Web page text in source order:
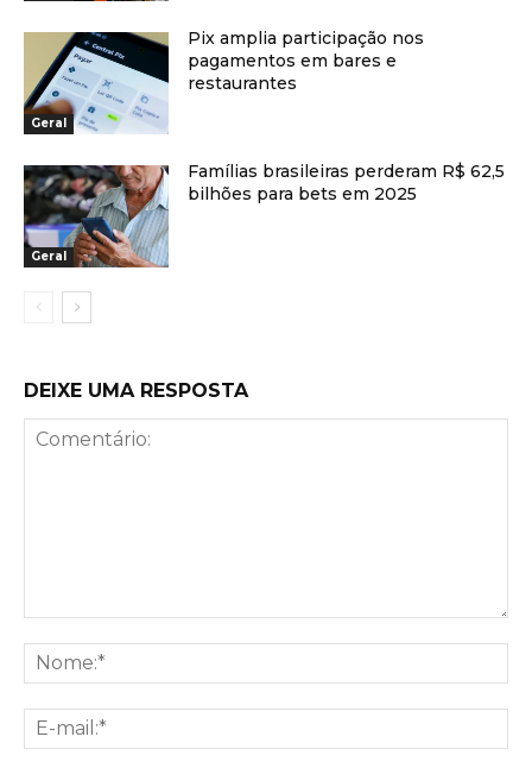
Geral
Pix amplia participação nos
pagamentos em bares e
restaurantes
Geral
Famílias brasileiras perderam R$ 62,5
bilhões para bets em 2025
DEIXE UMA RESPOSTA